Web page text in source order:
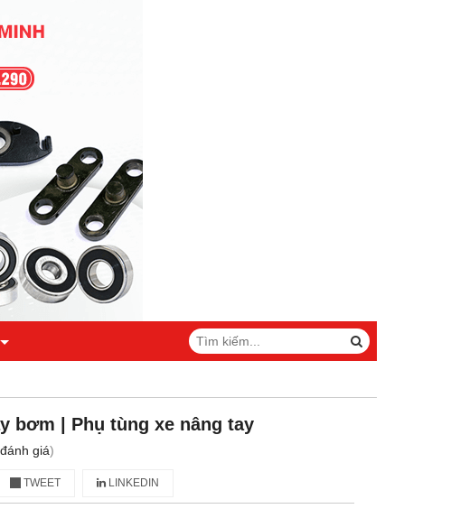
bơm | Phụ tùng xe nâng tay
đánh giá)
TWEET LINKEDIN